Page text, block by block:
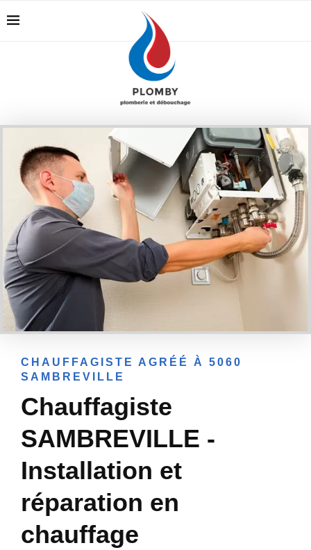
CHAUFFAGISTE AGRÉÉ À 5060
SAMBREVILLE
Chauffagiste
SAMBREVILLE -
Installation et
réparation en
chauffage